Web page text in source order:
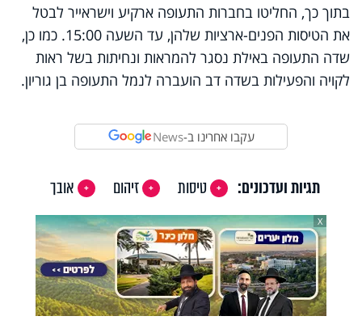
בתוך כך, החליטו בחברות התעופה ארקיע וישראייר לבטל
את הטיסות הפנים-ארציות שלהן, עד השעה 15:00. כמו כן,
שדה התעופה באילת נסגר להמראות ונחיתות בשל ראות
לקויה והפעילות בשדה דב הועברה לנמל התעופה בן גוריון.
עקבו אחרינו ב-News
תגיות ועדכונים: טיסות זיהום אובך
X